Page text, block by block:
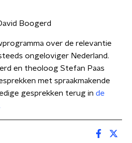
Boogerd
over de relevantie
ongeloviger Nederland.
en theoloog Stefan Paas
met spraakmakende
gesprekken terug in de